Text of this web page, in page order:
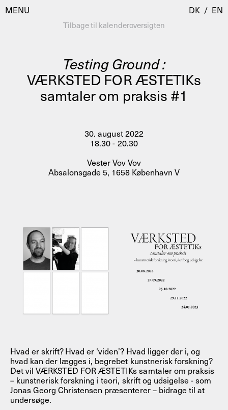
MENU
Besøg
Kalender
Room Room
Programmer
Residencies & Studios
Artistic Research
Om
Om AHC
DK / EN
Tilbage til kalenderoversigten
Testing Ground :
VÆRKSTED FOR ÆSTETIKs
samtaler om praksis #1
30. august 2022
18.30 - 20.30
Vester Vov Vov
Absalonsgade 5, 1658 København V
Hvad er skrift? Hvad er ‘viden’? Hvad ligger der i, og
hvad kan der lægges i, begrebet kunstnerisk forskning?
Det vil VÆRKSTED FOR ÆSTETIKs samtaler om praksis
– kunstnerisk forskning i teori, skrift og udsigelse - som
Jonas Georg Christensen præsenterer – bidrage til at
undersøge.